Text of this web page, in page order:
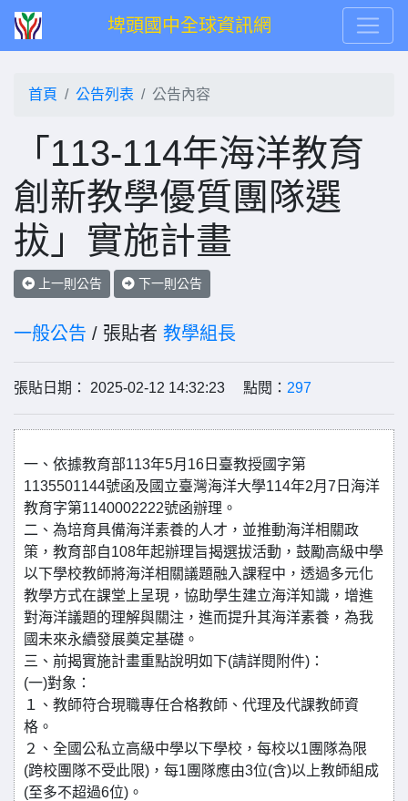
埤頭國中全球資訊網
首頁 公告列表 公告內容
「113-114年海洋教育
創新教學優質團隊選
拔」實施計畫
上一則公告 下一則公告
一般公告 / 張貼者 教學組長
張貼日期： 2025-02-12 14:32:23 點閱： 297
一、依據教育部113年5月16日臺教授國字第
1135501144號函及國立臺灣海洋大學114年2月7日海洋
教育字第1140002222號函辦理。
二、為培育具備海洋素養的人才，並推動海洋相關政
策，教育部自108年起辦理旨揭選拔活動，鼓勵高級中學
以下學校教師將海洋相關議題融入課程中，透過多元化
教學方式在課堂上呈現，協助學生建立海洋知識，增進
對海洋議題的理解與關注，進而提升其海洋素養，為我
國未來永續發展奠定基礎。
三、前揭實施計畫重點說明如下(請詳閱附件)：
(一)對象：
１、教師符合現職專任合格教師、代理及代課教師資
格。
２、全國公私立高級中學以下學校，每校以1團隊為限
(跨校團隊不受此限)，每1團隊應由3位(含)以上教師組成
(至多不超過6位)。